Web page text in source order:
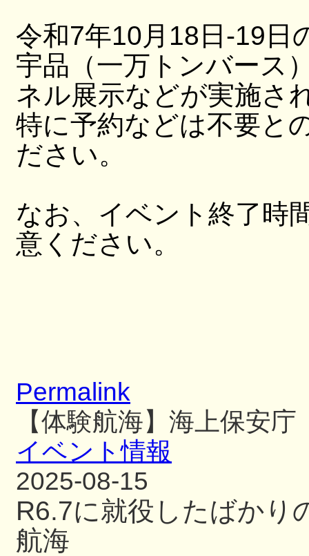
令和7年10月18日-19日
宇品（一万トンバース
ネル展示などが実施さ
特に予約などは不要と
ださい。
なお、イベント終了時
意ください。
Permalink
【体験航海】海上保安
イベント情報
2025-08-15
R6.7に就役したばかり
航海